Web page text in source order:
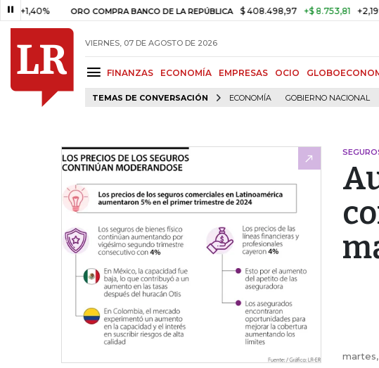
ORO COMPRA BANCO DE LA REPÚBLICA $ 408.498,97 +$ 8.753,81 +2,19%
VIERNES, 07 DE AGOSTO DE 2026
FINANZAS ECONOMÍA EMPRESAS OCIO
TEMAS DE CONVERSACIÓN ECONOMÍA GOBIERNO NACIONAL